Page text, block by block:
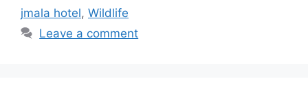
jmala hotel, Wildlife
Leave a comment